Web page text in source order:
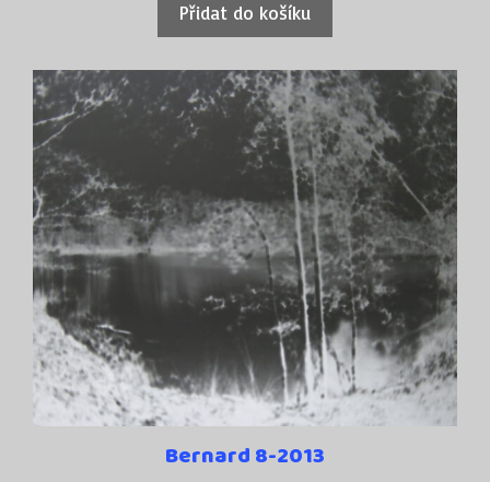
Přidat do košíku
Bernard 8-2013